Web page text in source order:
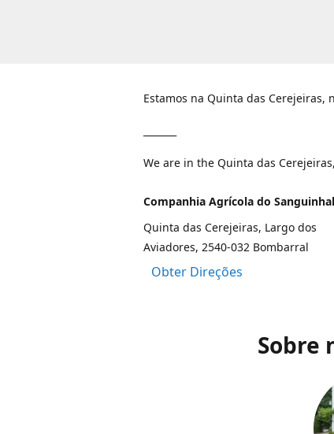
Estamos na Quinta das Cerejeiras,
We are in the Quinta das
Companhia Agrícola do Sanguinhal
Quinta das Cerejeiras, Largo dos
Aviadores, 2540-032 Bombarral
Obter Direções
Sobre